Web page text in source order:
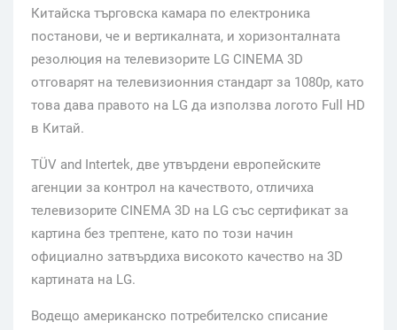
Китайска търговска камара по електроника
постанови, че и вертикалната, и хоризонталната
резолюция на телевизорите LG CINEMA 3D
отговарят на телевизионния стандарт за 1080p, като
това дава правото на LG да използва логото Full HD
в Китай.
TÜV and Intertek, две утвърдени европейските
агенции за контрол на качеството, отличиха
телевизорите CINEMA 3D на LG със сертификат за
картина без трептене, като по този начин
официално затвърдиха високото качество на 3D
картината на LG.
Водещо американско потребителско списание